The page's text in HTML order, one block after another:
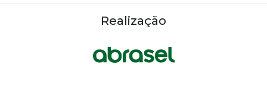
Realização